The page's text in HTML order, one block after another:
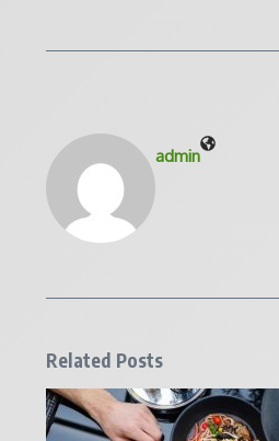
admin
Related Posts